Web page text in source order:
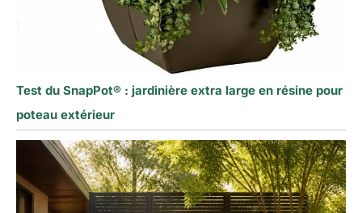
Test du SnapPot® : jardinière extra large en résine pour
poteau extérieur